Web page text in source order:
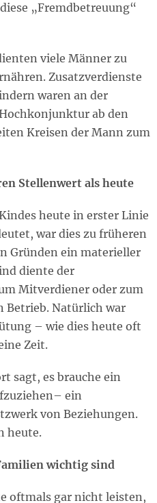
„Fremdbetreuung“
viele Männer zu
Zusatzverdienste
waren an der
ab den
Kreisen der Mann zum
Stellenwert als heute
heute in erster Linie
war dies zu früheren
Gründen ein materieller
diente der
Mitverdiener oder zum
Betrieb. Natürlich war
– wie dies heute oft
Zeit.
sagt, es brauche ein
ein
von Beziehungen.
heute.
wichtig sind
oftmals gar nicht leisten,